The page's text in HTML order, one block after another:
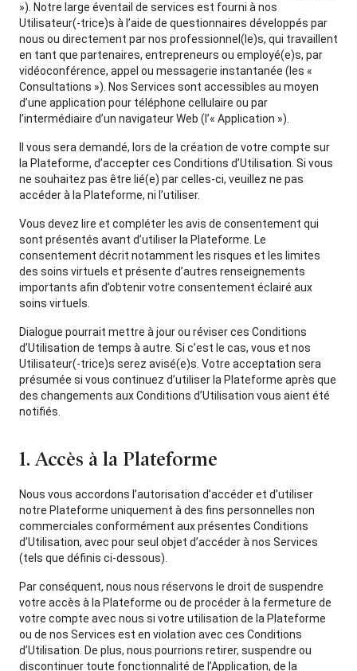
»). Notre large éventail de services est fourni à nos
Utilisateur(-trice)s à l’aide de questionnaires développés par
nous ou directement par nos professionnel(le)s, qui travaillent
en tant que partenaires, entrepreneurs ou employé(e)s, par
vidéoconférence, appel ou messagerie instantanée (les «
Consultations »). Nos Services sont accessibles au moyen
d’une application pour téléphone cellulaire ou par
l’intermédiaire d’un navigateur Web (l’« Application »).
Il vous sera demandé, lors de la création de votre compte sur
la Plateforme, d’accepter ces Conditions d’Utilisation. Si vous
ne souhaitez pas être lié(e) par celles-ci, veuillez ne pas
accéder à la Plateforme, ni l’utiliser.
Vous devez lire et compléter les avis de consentement qui
sont présentés avant d’utiliser la Plateforme. Le
consentement décrit notamment les risques et les limites
des soins virtuels et présente d’autres renseignements
importants afin d’obtenir votre consentement éclairé aux
soins virtuels.
Dialogue pourrait mettre à jour ou réviser ces Conditions
d’Utilisation de temps à autre. Si c’est le cas, vous et nos
Utilisateur(-trice)s serez avisé(e)s. Votre acceptation sera
présumée si vous continuez d’utiliser la Plateforme après que
des changements aux Conditions d’Utilisation vous aient été
notifiés.
1. Accès à la Plateforme
Nous vous accordons l’autorisation d’accéder et d’utiliser
notre Plateforme uniquement à des fins personnelles non
commerciales conformément aux présentes Conditions
d’Utilisation, avec pour seul objet d’accéder à nos Services
(tels que définis ci-dessous).
Par conséquent, nous nous réservons le droit de suspendre
votre accès à la Plateforme ou de procéder à la fermeture de
votre compte avec nous si votre utilisation de la Plateforme
ou de nos Services est en violation avec ces Conditions
d’Utilisation. De plus, nous pourrions retirer, suspendre ou
discontinuer toute fonctionnalité de l’Application, de la